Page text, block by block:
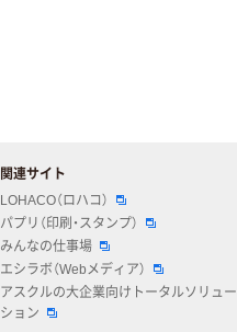
関連サイト
LOHACO（ロハコ）
パプリ（印刷・スタンプ）
みんなの仕事場
エシラボ（Webメディア）
アスクルの大企業向けトータルソリュー
ション